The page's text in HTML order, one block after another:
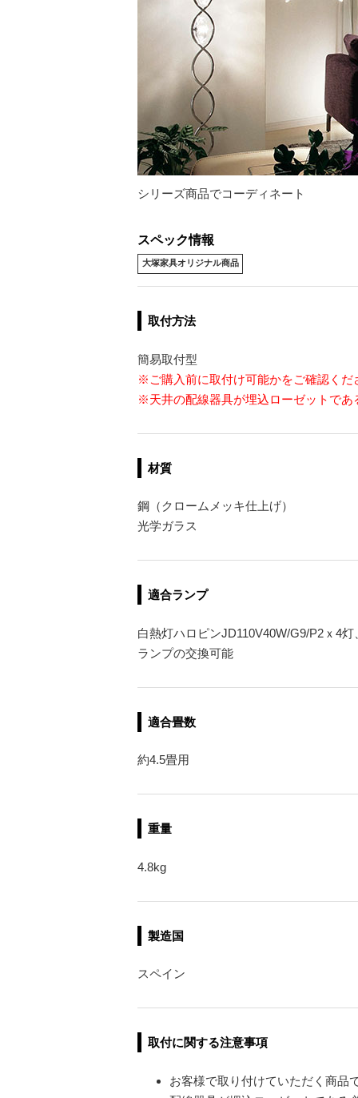
シリーズ商品でコーディネート
スペック情報
大塚家具オリジナル商品
取付方法
簡易取付型
※ご購入前に取付け可能かをご確認くだ
※天井の配線器具が埋込ローゼットであ
材質
鋼（クロームメッキ仕上げ）
光学ガラス
適合ランプ
白熱灯ハロピンJD110V40W/G9/P2ｘ4
ランプの交換可能
適合畳数
約4.5畳用
重量
4.8kg
製造国
スペイン
取付に関する注意事項
お客様で取り付けていただく商品